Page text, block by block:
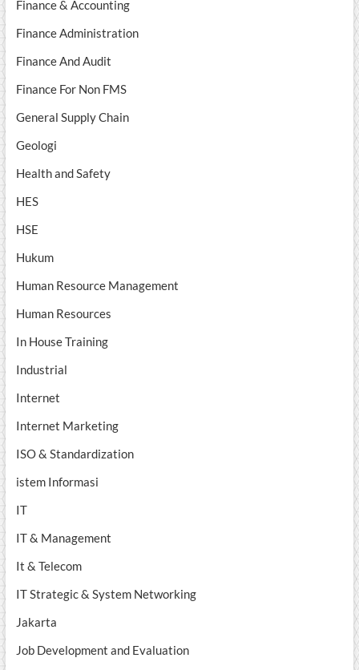
Finance & Accounting
Finance Administration
Finance And Audit
Finance For Non FMS
General Supply Chain
Geologi
Health and Safety
HES
HSE
Hukum
Human Resource Management
Human Resources
In House Training
Industrial
Internet
Internet Marketing
ISO & Standardization
istem Informasi
IT
IT & Management
It & Telecom
IT Strategic & System Networking
Jakarta
Job Development and Evaluation